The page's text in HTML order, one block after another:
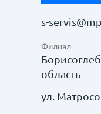
s-
Филиал
область
ул.